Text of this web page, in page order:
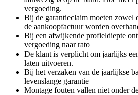
vergoeding.
Bij de garantieclaim moeten zowel
de aankoopfactuur worden
Bij een afwijkende profieldiepte
vergoeding naar rato
De klant is verplicht om jaarlijks
laten uitvoeren.
Bij het verzaken van de jaarlijkse
levenslange garantie
Montage fouten vallen niet onder